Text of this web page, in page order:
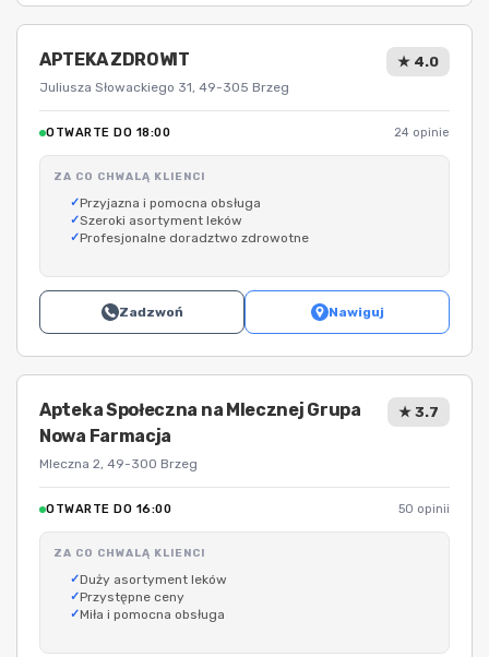
APTEKA ZDROWIT
Juliusza Słowackiego 31, 49-305 Brzeg
★ 4.0
OTWARTE DO 18:00 24 opinie
ZA CO CHWALĄ KLIENCI
Przyjazna i pomocna obsługa
Szeroki asortyment leków
Profesjonalne doradztwo zdrowotne
Zadzwoń Nawiguj
Apteka Społeczna na Mlecznej Grupa
Nowa Farmacja
Mleczna 2, 49-300 Brzeg
★ 3.7
OTWARTE DO 16:00 50 opinii
ZA CO CHWALĄ KLIENCI
Duży asortyment leków
Przystępne ceny
Miła i pomocna obsługa